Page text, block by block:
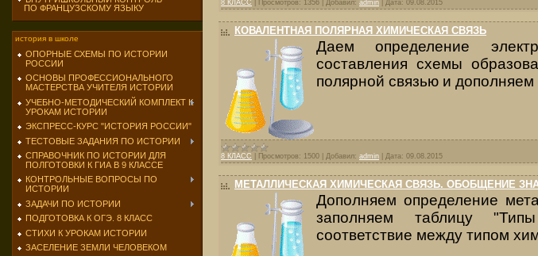
ПО ФРАНЦУЗСКОМУ ЯЗЫКУ
история в школе
ОПОРНЫЕ СХЕМЫ ПО ИСТОРИИ
РОССИИ
ОСНОВЫ ПРОФЕССИОНАЛЬНОГО
МАСТЕРСТВА УЧИТЕЛЯ ИСТОРИИ
УЧЕБНО-МЕТОДИЧЕСКИЙ КОМПЛЕКТ К
УРОКАМ ИСТОРИИ
ЭКСПРЕСС-КУРС "ИСТОРИЯ РОССИИ"
ТЕСТОВЫЕ ЗАДАНИЯ ПО ИСТОРИИ
СПРАВОЧНИК ПО ИСТОРИИ ДЛЯ
ПОЛГОТОВКИ К ГИА В 9 КЛАССЕ
КОНТРОЛЬНЫЕ ВОПРОСЫ ПО
ИСТОРИИ
ЗАДАЧИ ПО ИСТОРИИ
ПОДГОТОВКА К ОГЭ. 8 КЛАСС
СТИХИ К УРОКАМ ИСТОРИИ
ЗАСЕЛЕНИЕ ЗЕМЛИ ЧЕЛОВЕКОМ
8 КЛАСС Просмотров: 1356 Добавил: admin Дата: 09.08.2015
КОВАЛЕНТНАЯ ПОЛЯРНАЯ ХИМИЧЕСКАЯ СВЯЗЬ
Даем определение
составления схемы
полярной связью и дополняем
8 КЛАСС Просмотров: 1500 Добавил: admin Дата: 09.08.2015
МЕТАЛЛИЧЕСКАЯ ХИМИЧЕСКАЯ СВЯЗЬ. ОБОБЩЕНИЕ
Дополняем определение
заполняем таблицу
соответствие между типом